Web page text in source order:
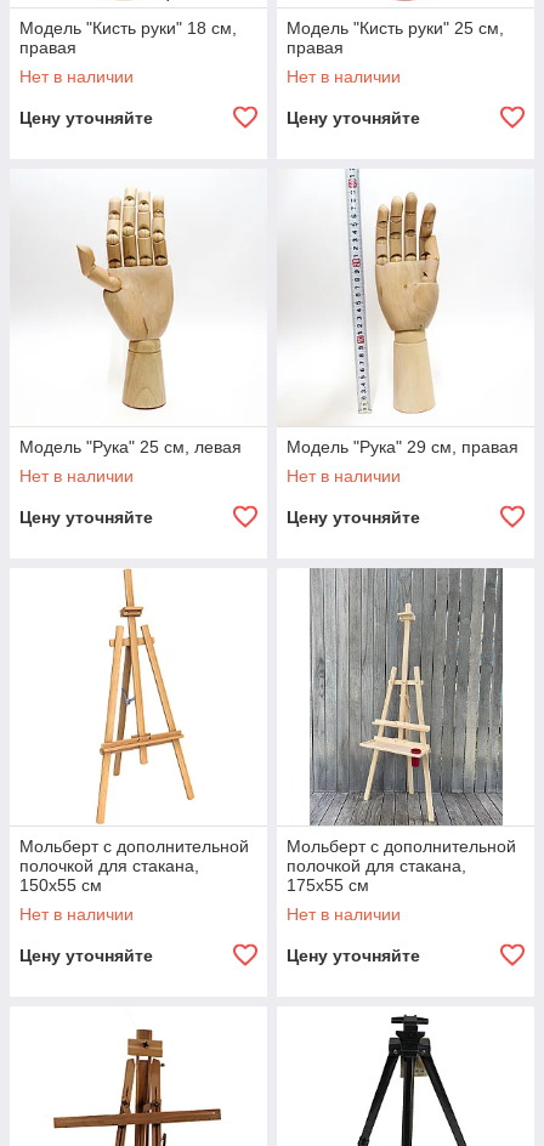
Модель "Кисть руки" 18 см,
правая
Нет в наличии
Цену уточняйте
Модель "Кисть руки" 25 см,
правая
Нет в наличии
Цену уточняйте
Модель "Рука" 25 см, левая
Нет в наличии
Цену уточняйте
Модель "Рука" 29 см, правая
Нет в наличии
Цену уточняйте
Мольберт с дополнительной
полочкой для стакана,
150x55 см
Нет в наличии
Цену уточняйте
Мольберт с дополнительной
полочкой для стакана,
175x55 см
Нет в наличии
Цену уточняйте